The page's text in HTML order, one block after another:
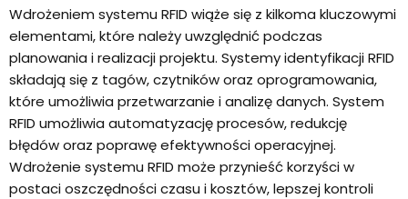
Wdrożeniem systemu RFID wiąże się z kilkoma kluczowymi
elementami, które należy uwzględnić podczas
planowania i realizacji projektu. Systemy identyfikacji RFID
składają się z tagów, czytników oraz oprogramowania,
które umożliwia przetwarzanie i analizę danych. System
RFID umożliwia automatyzację procesów, redukcję
błędów oraz poprawę efektywności operacyjnej.
Wdrożenie systemu RFID może przynieść korzyści w
postaci oszczędności czasu i kosztów, lepszej kontroli